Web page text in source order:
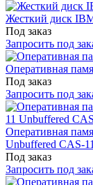
Жесткий диск
Под заказ
Запросить под
Оперативная
Под заказ
Запросить под
Оперативная
Unbuffered CAS-11
Под заказ
Запросить под